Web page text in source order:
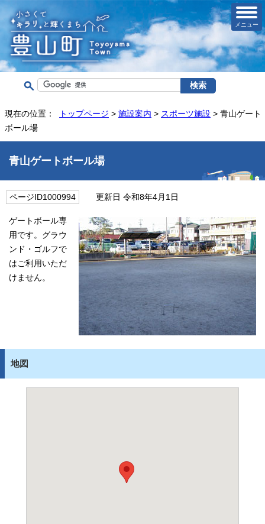
メニュー
現在の位置： トップページ > 施設案内 > スポーツ施設 > 青山ゲート
ボール場
青山ゲートボール場
ページID1000994 更新日 令和8年4月1日
ゲートボール専
用です。グラウ
ンド・ゴルフで
はご利用いただ
けません。
地図